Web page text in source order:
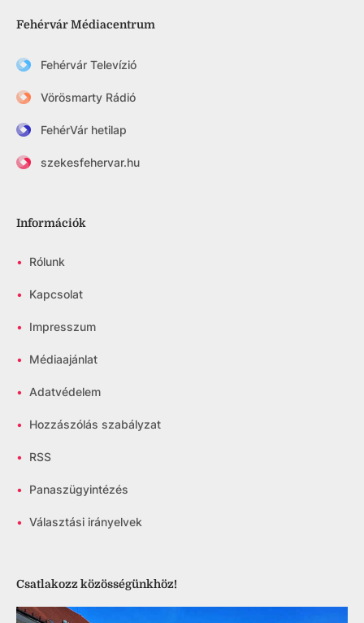
Fehérvár Médiacentrum
Fehérvár Televízió
Vörösmarty Rádió
FehérVár hetilap
szekesfehervar.hu
Információk
• Rólunk
• Kapcsolat
• Impresszum
• Médiaajánlat
• Adatvédelem
• Hozzászólás szabályzat
• RSS
• Panaszügyintézés
• Választási irányelvek
Csatlakozz közösségünkhöz!